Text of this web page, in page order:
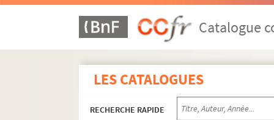
Catalogue
LES CATALOGUES
RECHERCHE RAPIDE